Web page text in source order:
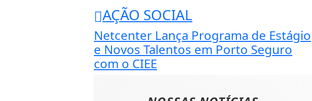
AÇÃO SOCIAL
Netcenter Lança Programa de Estágio
e Novos Talentos em Porto Seguro
com o CIEE